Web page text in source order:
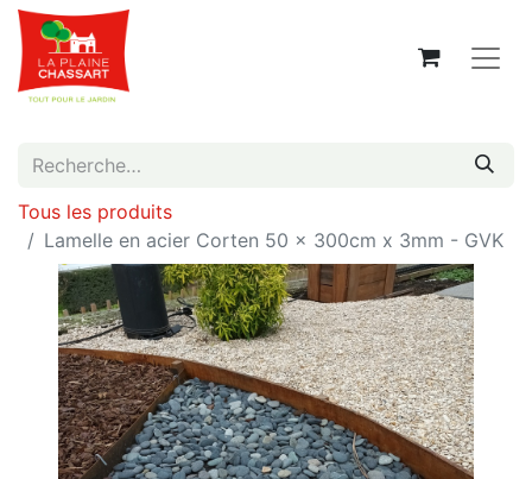
Tous les produits
Lamelle en acier Corten 50 x 300cm x 3mm - GVK